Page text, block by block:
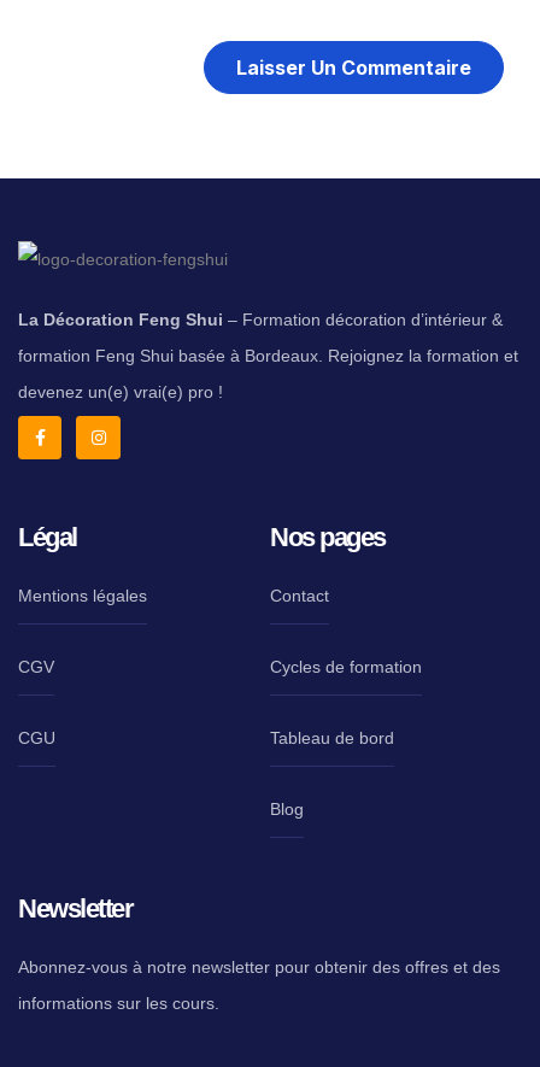
La Décoration Feng Shui – Formation décoration d’intérieur &
formation Feng Shui basée à Bordeaux. Rejoignez la formation et
devenez un(e) vrai(e) pro !
Légal
Mentions légales
CGV
CGU
Nos pages
Contact
Cycles de formation
Tableau de bord
Blog
Newsletter
Abonnez-vous à notre newsletter pour obtenir des offres et des
informations sur les cours.